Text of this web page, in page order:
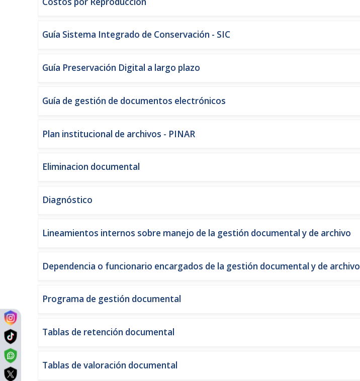
Guía Sistema Integrado de Conservación - SIC
Guía Preservación Digital a largo plazo
Guía de gestión de documentos electrónicos
Plan institucional de archivos - PINAR
Eliminacion documental
Diagnóstico
Lineamientos internos sobre manejo de la gestión documental y de archivo
Dependencia o funcionario encargados de la gestión documental y de archivo
Programa de gestión documental
Tablas de retención documental
Tablas de valoración documental